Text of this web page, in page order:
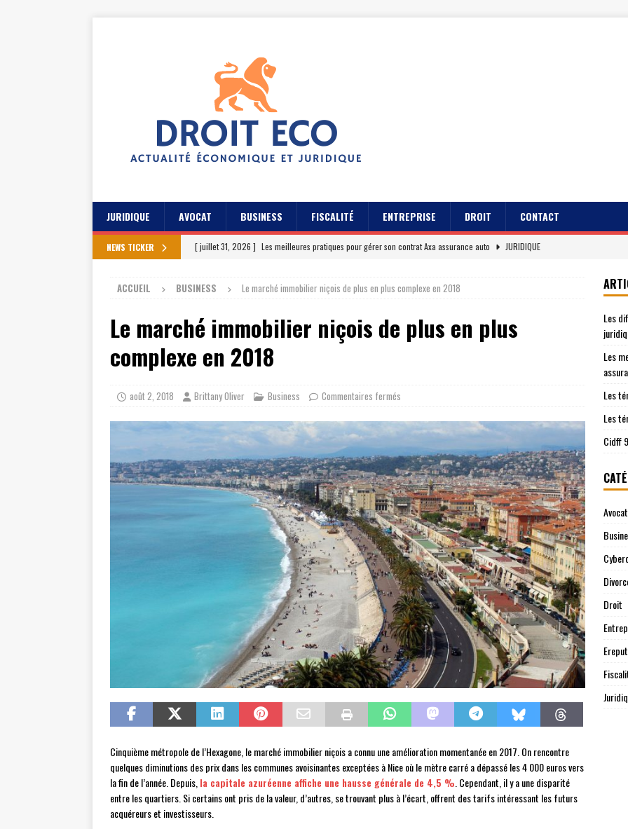
JURIDIQUE AVOCAT BUSINESS FISCALITÉ ENTREPRISE DROIT CONTACT
NEWS TICKER [ juillet 31, 2026 ] Les meilleures pratiques pour gérer son contrat Axa assurance auto
JURIDIQUE
[ juillet 23, 2026 ] Les témoignages clients sur Axa assurance auto en 2026
[ juillet 19, 2026 ]
Cidff 94 : Quelles démarches juridiques sont prises en charge
JURIDIQUE
[ août 4, 2026 ] Les différences entre le Cidff 94 et d’autres services juridiques JURIDIQUE
ACCUEIL BUSINESS Le marché immobilier niçois de plus en plus complexe en 2018
Le marché immobilier niçois de plus en plus
complexe en 2018
août 2, 2018 Brittany Oliver Business Commentaires fermés
Cinquième métropole de l’Hexagone, le marché immobilier niçois a connu une amélioration momentanée en 2017. On rencontre
quelques diminutions des prix dans les communes avoisinantes exceptées à Nice où le mètre carré a dépassé les 4 000 euros vers
la fin de l’année. Depuis,la capitale azuréenne affiche une hausse générale de 4,5 %. Cependant, il y a une disparité
entre les quartiers. Si certains ont pris de la valeur, d’autres, se trouvant plus à l’écart, offrent des tarifs intéressant les futurs
acquéreurs et investisseurs.
Les
Les
Les
Les
Cidff
Avocat
Droit